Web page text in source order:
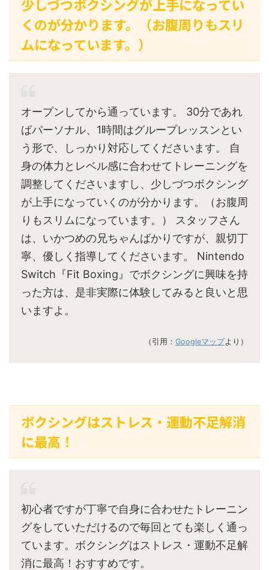
少しづつボクシングが上手になってい
くのが分かります。（お腹周りもスリ
ムになっています。）
オープンしてから通っています。 30分であれ
ばパーソナル、1時間はグループレッスンとい
う形で、しっかり対応してくださいます。 自
身の体力とレベル感に合わせてトレーニングを
調整してくださいますし、少しづつボクシング
が上手になっていくのが分かります。（お腹周
りもスリムになっています。） スタッフさん
は、いかつめの兄ちゃんばかりですが、親切丁
寧、優しく指導してくださいます。 Nintendo
Switch『Fit Boxing』でボクシングに興味を持
った方は、是非実際に体験してみると良いと思
いますよ。
（引用： Googleマップより）
ボクシングはストレス・運動不足解消
に最高！
初心者ですが丁寧で自身に合わせたトレーニン
グをしていただけるので毎回とても楽しく通っ
ています。ボクシングはストレス・運動不足解
消に最高！おすすめです。